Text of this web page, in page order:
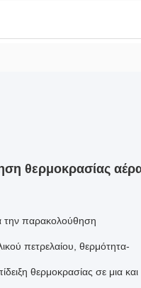
θερμοκρασίας
την παρακολούθηση
πετρελαίου, θερμότητα-
θερμοκρασίας σε μια και